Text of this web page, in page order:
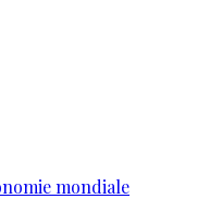
mondiale